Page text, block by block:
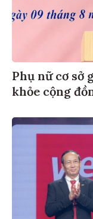
Phụ nữ cơ sở
khỏe cộng